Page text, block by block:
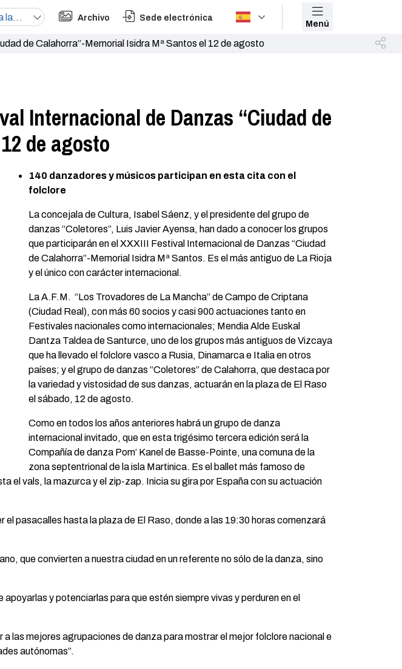
Archivo Sede electrónica
Menú
de Calahorra”-Memorial Isidra Mª Santos el 12 de agosto
Internacional de Danzas “Ciudad de
de agosto
140 danzadores y músicos participan en esta cita con el
folclore
La concejala de Cultura, Isabel Sáenz, y el presidente del grupo de
danzas “Coletores”, Luis Javier Ayensa, han dado a conocer los grupos
que participarán en el XXXIII Festival Internacional de Danzas “Ciudad
de Calahorra”-Memorial Isidra Mª Santos. Es el más antiguo de La Rioja
y el único con carácter internacional.
La A.F.M. “Los Trovadores de La Mancha” de Campo de Criptana
(Ciudad Real), con más 60 socios y casi 900 actuaciones tanto en
Festivales nacionales como internacionales; Mendia Alde Euskal
Dantza Taldea de Santurce, uno de los grupos más antiguos de Vizcaya
que ha llevado el folclore vasco a Rusia, Dinamarca e Italia en otros
países; y el grupo de danzas “Coletores” de Calahorra, que destaca por
la variedad y vistosidad de sus danzas, actuarán en la plaza de El Raso
el sábado, 12 de agosto.
Como en todos los años anteriores habrá un grupo de danza
internacional invitado, que en esta trigésimo tercera edición será la
Compañía de danza Pom’ Kanel de Basse-Pointe, una comuna de la
zona septentrional de la isla Martinica. Es el ballet más famoso de
el vals, la mazurca y el zip-zap. Inicia su gira por España con su actuación
pasacalles hasta la plaza de El Raso, donde a las 19:30 horas comenzará
que convierten a nuestra ciudad en un referente no sólo de la danza, sino
y potenciarlas para que estén siempre vivas y perduren en el
las mejores agrupaciones de danza para mostrar el mejor folclore nacional e
autónomas”.